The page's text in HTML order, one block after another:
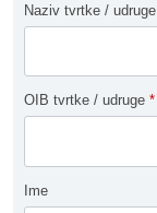
Naziv tvrtke / udruge
OIB tvrtke / udruge *
Ime